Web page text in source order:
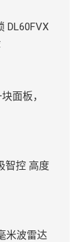
DL60FVX
面板，
智控 高度
米波雷达